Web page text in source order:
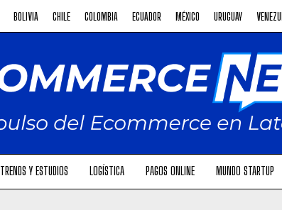
BOLIVIA CHILE COLOMBIA ECUADOR MÉXICO URUGUAY
TRENDS Y ESTUDIOS LOGÍSTICA PAGOS ONLINE MUNDO STARTUP